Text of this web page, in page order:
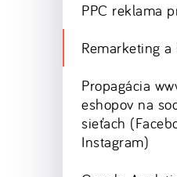
PPC reklama
Remarketing
Propagácia
eshopov na
sieťach
Instagram)